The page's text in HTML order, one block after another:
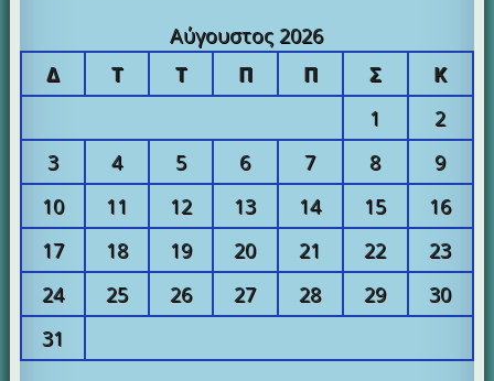
Αύγουστος 2026
Δ
Τ Τ Π Π Σ
Κ
1
2
3
4 5 6 7 8
9
10
11 12 13 14 15
16
17
18 19 20 21 22
23
24
25 26 27 28 29
30
31